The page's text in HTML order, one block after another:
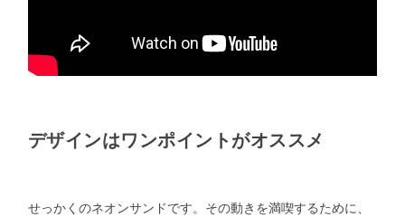
デザインはワンポイントがオススメ
せっかくのネオンサンドです。その動きを満喫するために、